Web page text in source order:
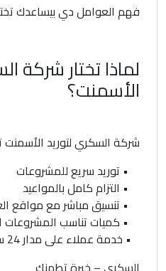
فهم العوامل دي بيساعدك
لماذا تختار شركة
الأسمنت؟
شركة السكري لتوريد الأسمنت
• توريد سريع للمشروعات
• التزام كامل بالمواعيد
• تنسيق مباشر مع مواقع
• كميات تناسب المشروعات
• خدمة عملاء على مدار 24 ساعة لمتابعة الشحنات